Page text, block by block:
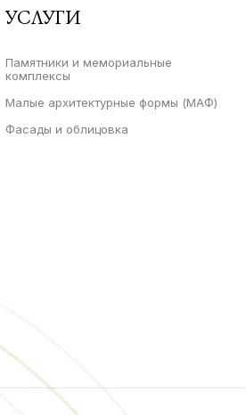
УСЛУГИ
Памятники и мемориальные
комплексы
Малые архитектурные формы (МАФ)
Фасады и облицовка